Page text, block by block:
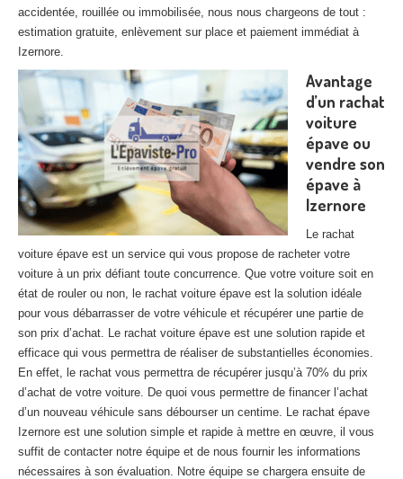
10– Aube
Tousles secteurs
CENTREVHU AGRÉE
Centreagréé VHU Paris 75 : casse auto avec destruction
Centreagréé VHU 77 : casse auto avec destruction
Centreagréé VHU 78 : casse auto avec destruction
Centreagréé VHU 91 : casse auto avec destruction
Centre agréé VHU 92 : casse auto avec destruction
Centreagréé VHU 93 : casse auto avec destruction
Centreagréé VHU 94 : casse auto avec destruction
Centre agréé VHU 95 : casse auto avec destruction
DOCUMENTS À JOINDRE
accidentée, rouillée ou immobilisée, nous nous chargeons de tout :
estimation gratuite, enlèvement sur place et paiement immédiat à
Izernore.
Avantage
d’un rachat
voiture
épave ou
vendre son
épave à
Izernore
Le rachat
voiture épave est un service qui vous propose de racheter votre
voiture à un prix défiant toute concurrence. Que votre voiture soit en
état de rouler ou non, le rachat voiture épave est la solution idéale
pour vous débarrasser de votre véhicule et récupérer une partie de
son prix d’achat. Le rachat voiture épave est une solution rapide et
efficace qui vous permettra de réaliser de substantielles économies.
En effet, le rachat vous permettra de récupérer jusqu’à 70% du prix
d’achat de votre voiture. De quoi vous permettre de financer l’achat
d’un nouveau véhicule sans débourser un centime. Le rachat épave
Izernore est une solution simple et rapide à mettre en œuvre, il vous
suffit de contacter notre équipe et de nous fournir les informations
nécessaires à son évaluation. Notre équipe se chargera ensuite de